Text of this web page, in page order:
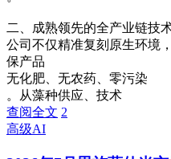
二、成熟领先的全产业链技
公司不仅精准复刻原生环境
保产品
无化肥、无农药、零污染
。从藻种供应、技术
查阅全文 2
高级AI